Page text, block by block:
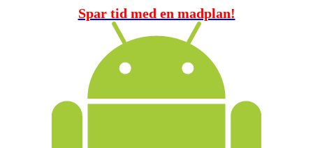
Spar tid med en madplan!